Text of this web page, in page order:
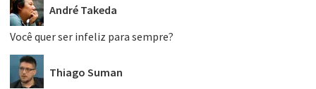
André Takeda
Você quer ser infeliz para sempre?
Thiago Suman